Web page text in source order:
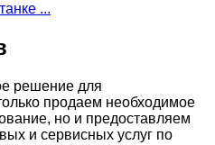
...
решение для
продаем необходимое
но и предоставляем
и сервисных услуг по